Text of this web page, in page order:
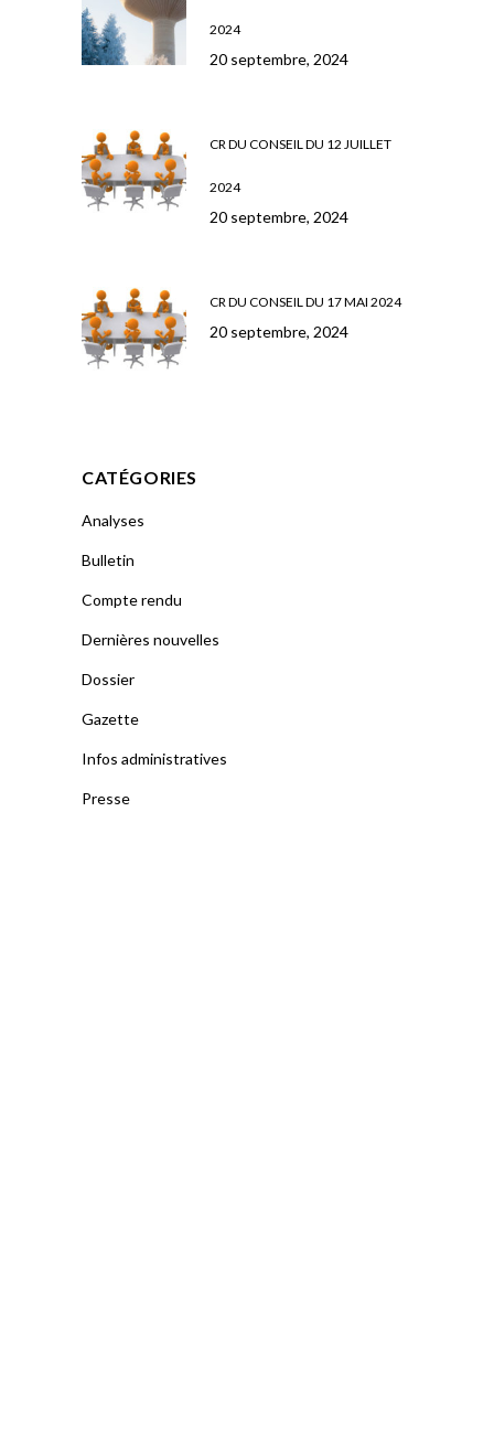
2024
20 septembre, 2024
CR DU CONSEIL DU 12 JUILLET
2024
20 septembre, 2024
CR DU CONSEIL DU 17 MAI 2024
20 septembre, 2024
CATÉGORIES
Analyses
Bulletin
Compte rendu
Dernières nouvelles
Dossier
Gazette
Infos administratives
Presse